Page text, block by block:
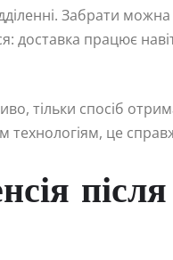
Забрати
доставка працює
тільки спосіб
технологіям, це
після